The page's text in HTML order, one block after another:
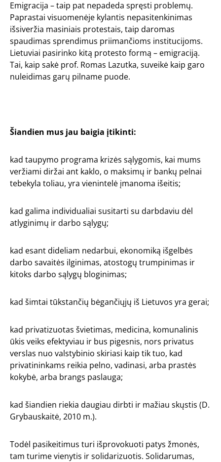
Emigracija – taip pat nepadeda spręsti problemų.
Paprastai visuomenėje kylantis nepasitenkinimas
išsiveržia masiniais protestais, taip daromas
spaudimas sprendimus priimančioms institucijoms.
Lietuviai pasirinko kitą protesto formą – emigraciją.
Tai, kaip sakė prof. Romas Lazutka, suveikė kaip garo
nuleidimas garų pilname puode.
Šiandien mus jau baigia įtikinti:
kad taupymo programa krizės sąlygomis, kai mums
veržiami diržai ant kaklo, o maksimų ir bankų pelnai
tebekyla toliau, yra vienintelė įmanoma išeitis;
kad galima individualiai susitarti su darbdaviu dėl
atlyginimų ir darbo sąlygų;
kad esant dideliam nedarbui, ekonomiką išgelbės
darbo savaitės ilginimas, atostogų trumpinimas ir
kitoks darbo sąlygų bloginimas;
kad šimtai tūkstančių bėgančiųjų iš Lietuvos yra gerai;
kad privatizuotas švietimas, medicina, komunalinis
ūkis veiks efektyviau ir bus pigesnis, nors privatus
verslas nuo valstybinio skiriasi kaip tik tuo, kad
privatininkams reikia pelno, vadinasi, arba prastės
kokybė, arba brangs paslauga;
kad šiandien riekia daugiau dirbti ir mažiau skųstis (D.
Grybauskaitė, 2010 m.).
Todėl pasikeitimus turi išprovokuoti patys žmonės,
tam turime vienytis ir solidarizuotis. Solidarumas,